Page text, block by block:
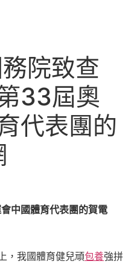
院致查
33屆奧
代表團的
中國體育代表團的賀電
，我國體育健兒頑包養強拼